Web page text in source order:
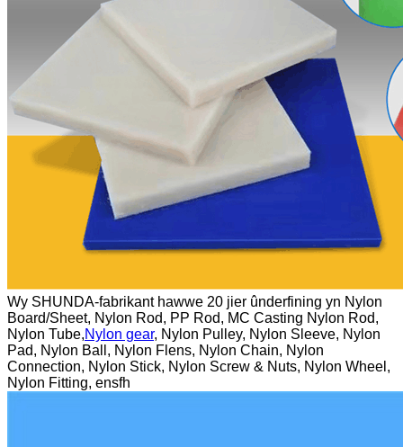
Wy SHUNDA-fabrikant hawwe 20 jier ûnderfining yn Nylon
Board/Sheet, Nylon Rod, PP Rod, MC Casting Nylon Rod,
Nylon Tube,Nylon gear, Nylon Pulley, Nylon Sleeve, Nylon
Pad, Nylon Ball, Nylon Flens, Nylon Chain, Nylon
Connection, Nylon Stick, Nylon Screw & Nuts, Nylon Wheel,
Nylon Fitting, ensfh